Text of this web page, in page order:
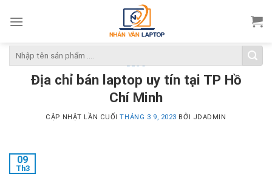
Tìm
kiếm:
BLOG
Địa chỉ bán laptop uy tín tại TP Hồ
Chí Minh
CẬP NHẬT LẦN CUỐITHÁNG 3 9, 2023 BỞI JDADMIN
09
Th3